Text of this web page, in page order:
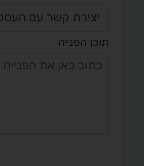
תוכן הפנייה